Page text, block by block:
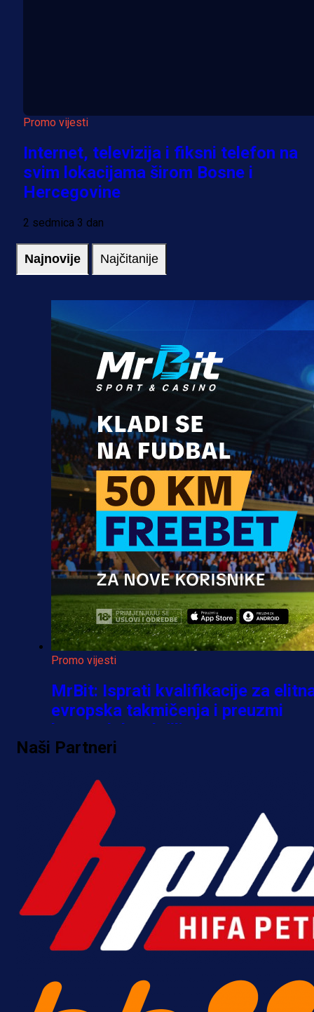
Promo vijesti
Internet, televizija i fiksni telefon na
svim lokacijama širom Bosne i
Hercegovine
2 sedmica 3 dan
Najnovije Najčitanije
Promo vijesti
MrBit: Isprati kvalifikacije za
evropska takmičenja i preuzmi
bonus dobrodošlice!
Naši Partneri